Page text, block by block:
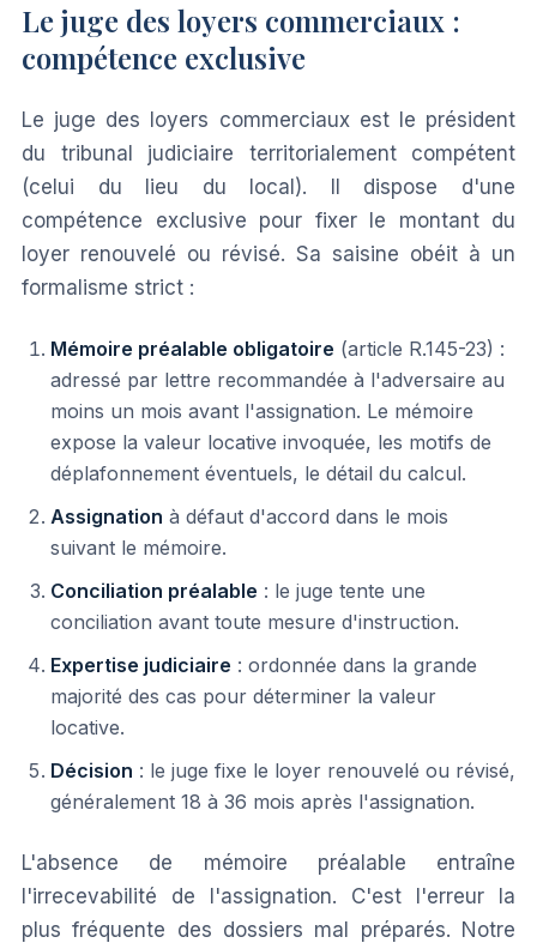
Le juge des loyers commerciaux :
compétence exclusive
Le juge des loyers commerciaux est le président
du tribunal judiciaire territorialement compétent
(celui du lieu du local). Il dispose d'une
compétence exclusive pour fixer le montant du
loyer renouvelé ou révisé. Sa saisine obéit à un
formalisme strict :
Mémoire préalable obligatoire (article R.145-23) :
adressé par lettre recommandée à l'adversaire au
moins un mois avant l'assignation. Le mémoire
expose la valeur locative invoquée, les motifs de
déplafonnement éventuels, le détail du calcul.
Assignation à défaut d'accord dans le mois
suivant le mémoire.
Conciliation préalable : le juge tente une
conciliation avant toute mesure d'instruction.
Expertise judiciaire : ordonnée dans la grande
majorité des cas pour déterminer la valeur
locative.
Décision : le juge fixe le loyer renouvelé ou révisé,
généralement 18 à 36 mois après l'assignation.
L'absence de mémoire préalable entraîne
l'irrecevabilité de l'assignation. C'est l'erreur la
plus fréquente des dossiers mal préparés. Notre